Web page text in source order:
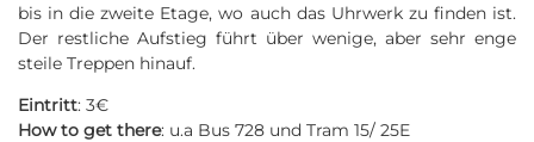
bis in die zweite Etage, wo auch das Uhrwerk zu finden ist.
Der restliche Aufstieg führt über wenige, aber sehr enge
steile Treppen hinauf.
Eintritt: 3€
How to get there: u.a Bus 728 und Tram 15/ 25E